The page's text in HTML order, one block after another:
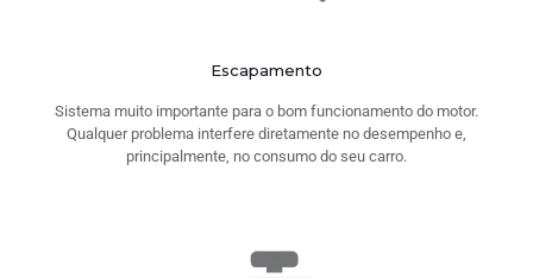
Escapamento
Sistema muito importante para o bom funcionamento do motor.
Qualquer problema interfere diretamente no desempenho e,
principalmente, no consumo do seu carro.